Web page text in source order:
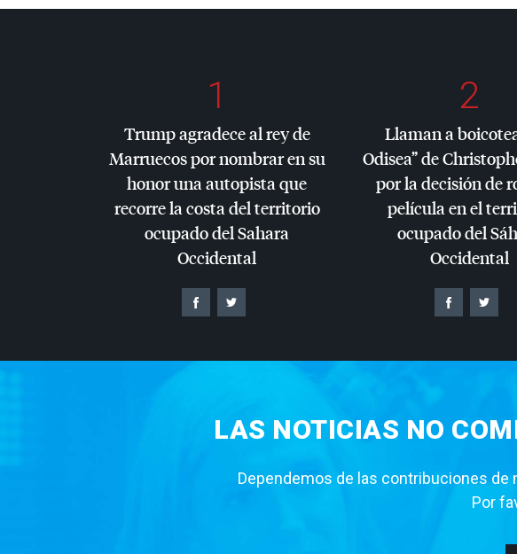
1
Trump agradece al rey de
Marruecos por nombrar en su
honor una autopista que
recorre la costa del territorio
ocupado del Sahara
Occidental
2
Llaman a
Odisea” de
por la decisión de
película en el
ocupado del
Occidental
LAS NOTICIAS NO
Dependemos de las contribuciones
Por